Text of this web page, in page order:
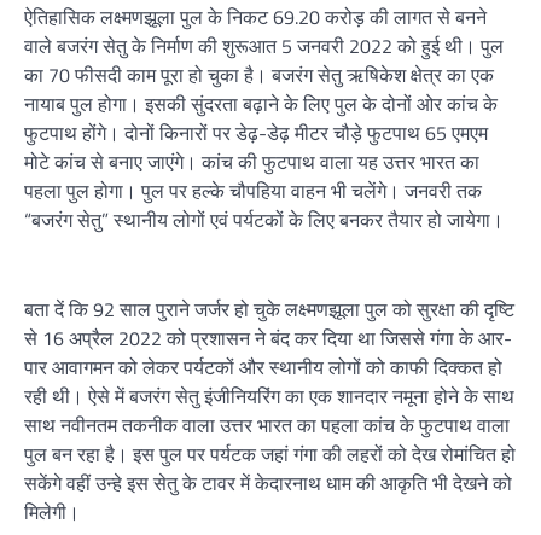
ऐतिहासिक लक्ष्मणझूला पुल के निकट 69.20 करोड़ की लागत से बनने
वाले बजरंग सेतु के निर्माण की शुरूआत 5 जनवरी 2022 को हुई थी। पुल
का 70 फीसदी काम पूरा हो चुका है। बजरंग सेतु ऋषिकेश क्षेत्र का एक
नायाब पुल होगा। इसकी सुंदरता बढ़ाने के लिए पुल के दोनों ओर कांच के
फुटपाथ होंगे। दोनों किनारों पर डेढ़-डेढ़ मीटर चौड़े फुटपाथ 65 एमएम
मोटे कांच से बनाए जाएंगे। कांच की फुटपाथ वाला यह उत्तर भारत का
पहला पुल होगा। पुल पर हल्के चौपहिया वाहन भी चलेंगे। जनवरी तक
“बजरंग सेतु” स्थानीय लोगों एवं पर्यटकों के लिए बनकर तैयार हो जायेगा।
बता दें कि 92 साल पुराने जर्जर हो चुके लक्ष्मणझूला पुल को सुरक्षा की दृष्टि
से 16 अप्रैल 2022 को प्रशासन ने बंद कर दिया था जिससे गंगा के आर-
पार आवागमन को लेकर पर्यटकों और स्थानीय लोगों को काफी दिक्कत हो
रही थी। ऐसे में बजरंग सेतु इंजीनियरिंग का एक शानदार नमूना होने के साथ
साथ नवीनतम तकनीक वाला उत्तर भारत का पहला कांच के फुटपाथ वाला
पुल बन रहा है। इस पुल पर पर्यटक जहां गंगा की लहरों को देख रोमांचित हो
सकेंगे वहीं उन्हे इस सेतु के टावर में केदारनाथ धाम की आकृति भी देखने को
मिलेगी।